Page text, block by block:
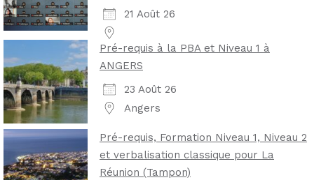
21 Août 26
Pré-requis à la PBA et Niveau 1 à
ANGERS
23 Août 26
Angers
Pré-requis, Formation Niveau 1, Niveau 2
et verbalisation classique pour La
Réunion (Tampon)